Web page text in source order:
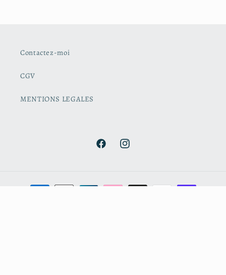
Contactez-moi
CGV
MENTIONS LEGALES
FacebookInstagram
Moyens